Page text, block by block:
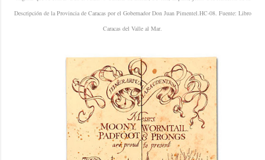
Descripción de la Provincia de Caracas por el Gobernador Don Juan Pimentel.HC-08. Fuente: Libro
Caracas del Valle al Mar.